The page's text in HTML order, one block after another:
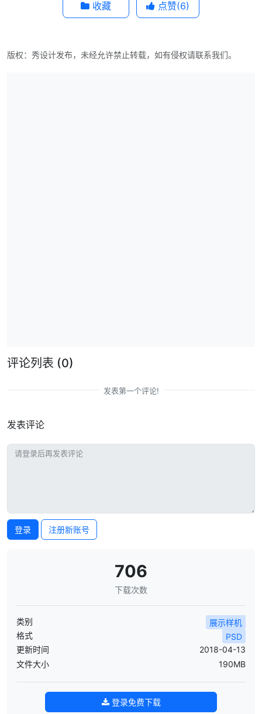
收藏 点赞(6)
版权：秀设计发布，未经允许禁止转载，如有侵权请联系我们。
评论列表 (0)
发表第一个评论!
发表评论
登录 注册新账号
706
下载次数
类别
展示样机
格式
PSD
更新时间
2018-04-13
文件大小
190MB
登录免费下载